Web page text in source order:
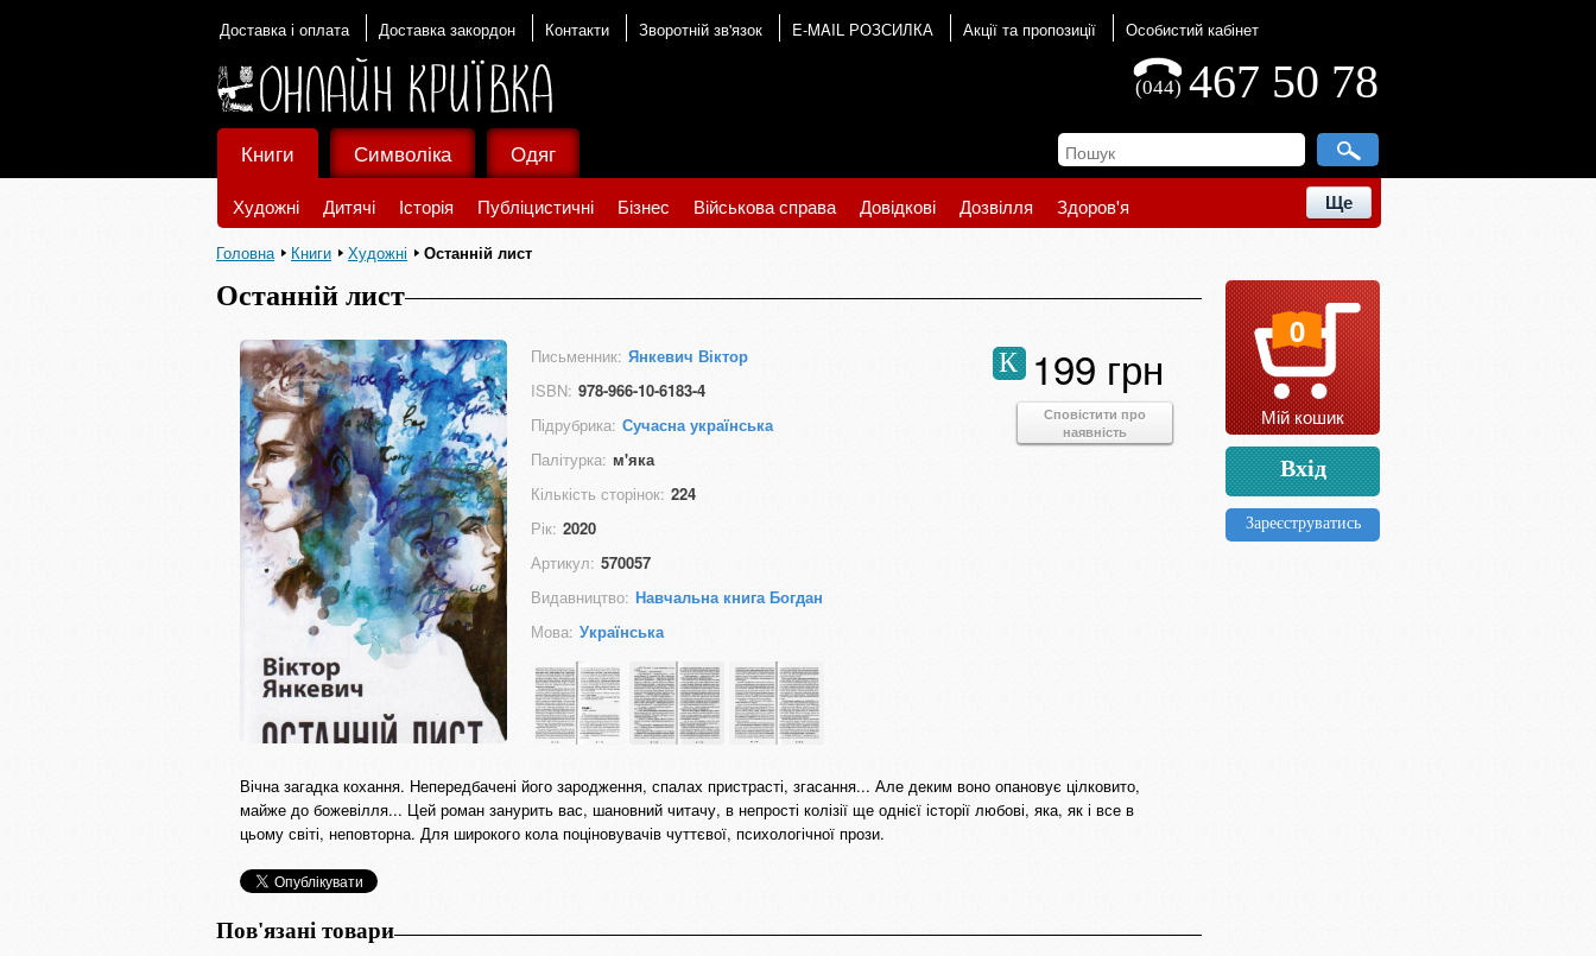
Доставка і оплата Доставка закордон Контакти Зворотній зв'язок E-MAIL РОЗСИЛКА Акції та пропозиції Особистий кабінет
467 50 78
(044)
Книги
Художні Дитячі Історія Публіцистичні Бізнес Військова справа Довідкові Дозвілля Здоров'я Ще
Символіка Одяг
Головна Книги Художні Останній лист
Останній лист
Письменник: Янкевич Віктор
ISBN: 978-966-10-6183-4
Підрубрика: Сучасна українська
Палітурка: м'яка
Кількість сторінок: 224
Рік: 2020
Артикул: 570057
Видавництво: Навчальна книга Богдан
Мова: Українська
199 грн
К
Сповістити про
наявність
Вічна загадка кохання. Непередбачені його зародження, спалах пристрасті, згасання... Але деким воно опановує цілковито,
майже до божевілля... Цей роман занурить вас, шановний читачу, в непрості колізії ще однієї історії любові, яка, як і все в
цьому світі, неповторна. Для широкого кола поціновувачів чуттєвої, психологічної прози.
Пов'язані товари
0
Мій кошик
Вхід
Зареєструватись